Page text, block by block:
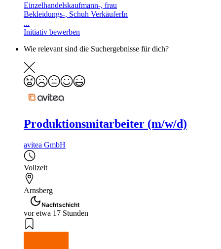
Einzelhandelskaufmann-, frau
Bekleidungs-, Schuh VerkäuferIn
...
Initiativ bewerben
Wie relevant sind die Suchergebnisse für dich?
Produktionsmitarbeiter (m/w/d)
avitea GmbH
Vollzeit
Arnsberg
Nachtschicht
vor etwa 17 Stunden